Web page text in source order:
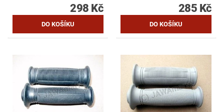
298 Kč 285 Kč